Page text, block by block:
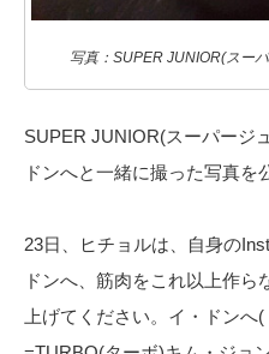
写真：SUPER JUNIOR(スー
SUPER JUNIOR(スーパージ
ドンへと一緒に撮った写真を
23日、ヒチョルは、自身の
ドンへ、筋肉をこれ以上作
上げてください。イ・ドン